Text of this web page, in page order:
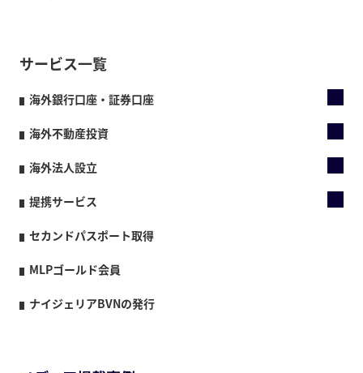
サービス一覧
海外銀行口座・証券口座
海外不動産投資
海外法人設立
提携サービス
セカンドパスポート取得
MLPゴールド会員
ナイジェリアBVNの発行